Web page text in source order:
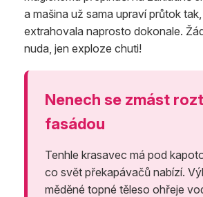
a mašina už sama upraví průtok
extrahovala naprosto dokonale.
nuda, jen exploze chuti!
Nenech se zmást
fasádou
Tenhle krasavec má pod
co svět překapávačů nabízí.
měděné topné těleso ohřeje